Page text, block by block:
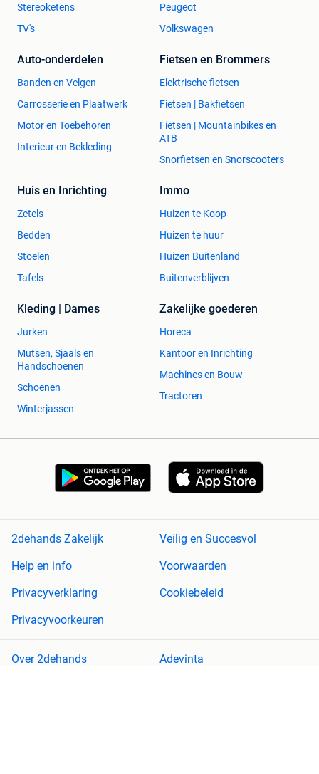
Stereoketens
TV's
Peugeot
Volkswagen
Auto-onderdelen
Banden en Velgen
Carrosserie en Plaatwerk
Motor en Toebehoren
Interieur en Bekleding
Fietsen en Brommers
Elektrische fietsen
Fietsen | Bakfietsen
Fietsen | Mountainbikes en
ATB
Snorfietsen en Snorscooters
Huis en Inrichting
Zetels
Bedden
Stoelen
Tafels
Immo
Huizen te Koop
Huizen te huur
Huizen Buitenland
Buitenverblijven
Kleding | Dames
Jurken
Mutsen, Sjaals en
Handschoenen
Schoenen
Winterjassen
Zakelijke goederen
Horeca
Kantoor en Inrichting
Machines en Bouw
Tractoren
2dehands Zakelijk
Veilig en Succesvol
Help en info
Voorwaarden
Privacyverklaring
Cookiebeleid
Privacyvoorkeuren
Over 2dehands
Adevinta